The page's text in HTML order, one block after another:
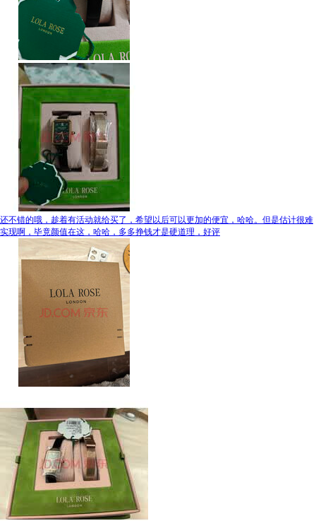
还不错的哦，趁着有活动就给买了，希望以后可以更加的便宜，哈哈。但是估计很难
实现啊，毕竟颜值在这，哈哈，多多挣钱才是硬道理，好评